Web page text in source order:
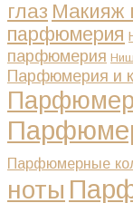
глаз Макияж
парфюмерия
парфюмерия
Парфюмерия и
Парфюмерные
ноты